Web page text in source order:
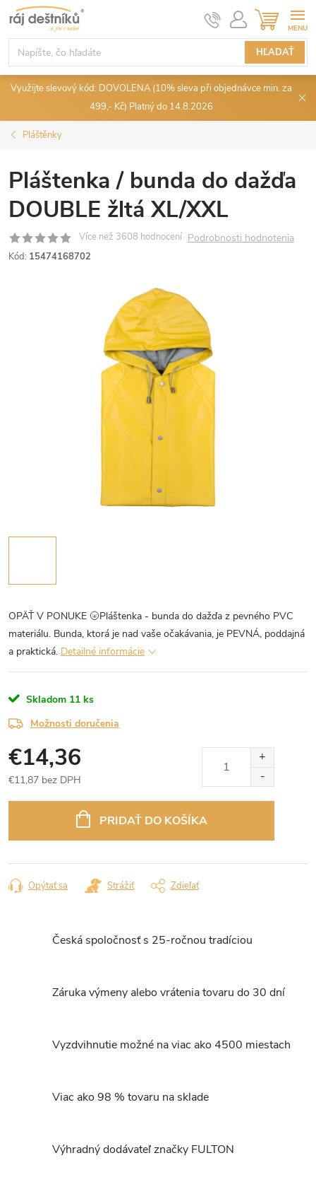
Prejsť
na
obsah
HĽADAŤ
KOŠÍK
Využijte slevový kód: DOVOLENA (10% sleva při objednávce min. za
499,- Kč) Platný do 14.8.2026
Pláštěnky
Pláštenka / bunda do dažďa
DOUBLE žltá XL/XXL
Podrobnosti hodnotenia
Kód: 15474168702
OPÄŤ V PONUKE 🌝Pláštenka - bunda do dažďa z pevného PVC
materiálu. Bunda, ktorá je nad vaše očakávania, je PEVNÁ, poddajná
a praktická. Detailné informácie
Skladom 11 ks
Možnosti doručenia
€14,36
€11,87 bez DPH
PRIDAŤ DO KOŠÍKA
Opýtať sa Strážiť Zdieľať
Česká spoločnosť s 25-ročnou tradíciou
Záruka výmeny alebo vrátenia tovaru do 30 dní
Vyzdvihnutie možné na viac ako 4500 miestach
Viac ako 98 % tovaru na sklade
Výhradný dodávateľ značky FULTON